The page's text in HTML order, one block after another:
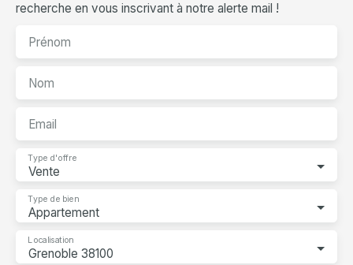
recherche en vous inscrivant à notre alerte mail !
Prénom
Nom
Email
Vente
Type d'offre
Appartement
Type de bien
Grenoble 38100
Localisation